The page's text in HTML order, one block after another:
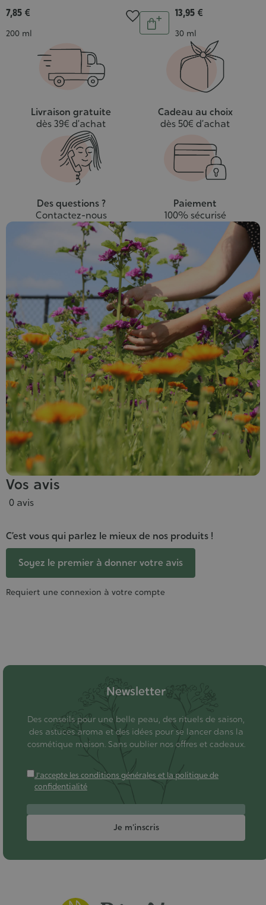
7,85 €
Contenance
200 ml
Quantité
Ajouter
panier
13,95 €
Contenance
30 ml
Livraison gratuite
dès 39€ d’achat
Cadeau au choix
dès 50€ d’achat
Des questions ?
Contactez-nous
Paiement
100% sécurisé
Vos avis
0 avis
C’est vous qui parlez le mieux de nos produits !
Soyez le premier à donner votre avis
Requiert une connexion à votre compte
Newsletter
Des conseils pour une belle peau, des rituels de saison,
des astuces aroma et des idées pour se lancer dans la
cosmétique maison. Sans oublier nos offres et cadeaux.
J'accepte les conditions générales et la politique de
confidentialité
Je m'inscris